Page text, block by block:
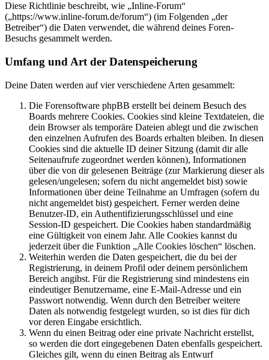
Diese Richtlinie beschreibt, wie „Inline-Forum“
(„https://www.inline-forum.de/forum“) (im Folgenden „der
Betreiber“) die Daten verwendet, die während deines Foren-
Besuchs gesammelt werden.
Umfang und Art der Datenspeicherung
Deine Daten werden auf vier verschiedene Arten gesammelt:
Die Forensoftware phpBB erstellt bei deinem Besuch des
Boards mehrere Cookies. Cookies sind kleine Textdateien, die
dein Browser als temporäre Dateien ablegt und die zwischen
den einzelnen Aufrufen des Boards erhalten bleiben. In diesen
Cookies sind die aktuelle ID deiner Sitzung (damit dir alle
Seitenaufrufe zugeordnet werden können), Informationen
über die von dir gelesenen Beiträge (zur Markierung dieser als
gelesen/ungelesen; sofern du nicht angemeldet bist) sowie
Informationen über deine Teilnahme an Umfragen (sofern du
nicht angemeldet bist) gespeichert. Ferner werden deine
Benutzer-ID, ein Authentifizierungsschlüssel und eine
Session-ID gespeichert. Die Cookies haben standardmäßig
eine Gültigkeit von einem Jahr. Alle Cookies kannst du
jederzeit über die Funktion „Alle Cookies löschen“ löschen.
Weiterhin werden die Daten gespeichert, die du bei der
Registrierung, in deinem Profil oder deinem persönlichem
Bereich angibst. Für die Registrierung sind mindestens ein
eindeutiger Benutzername, eine E-Mail-Adresse und ein
Passwort notwendig. Wenn durch den Betreiber weitere
Daten als notwendig festgelegt wurden, so ist dies für dich
vor deren Eingabe ersichtlich.
Wenn du einen Beitrag oder eine private Nachricht erstellst,
so werden die dort eingegebenen Daten ebenfalls gespeichert.
Gleiches gilt, wenn du einen Beitrag als Entwurf